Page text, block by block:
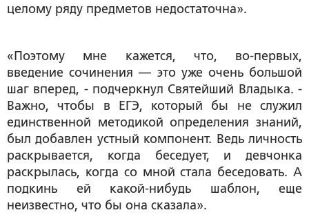
целому ряду предметов недостаточна».
«Поэтому мне кажется, что, во-первых,
введение сочинения — это уже очень большой
шаг вперед, - подчеркнул Святейший Владыка. -
Важно, чтобы в ЕГЭ, который бы не служил
единственной методикой определения знаний,
был добавлен устный компонент. Ведь личность
раскрывается, когда беседует, и девчонка
раскрылась, когда со мной стала беседовать. А
подкинь ей какой-нибудь шаблон, еще
неизвестно, что бы она сказала».